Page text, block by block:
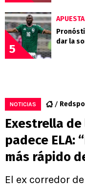
5
dar la
NOTICIAS
Exestrella de
padece ELA:
más rápido
El ex corredor